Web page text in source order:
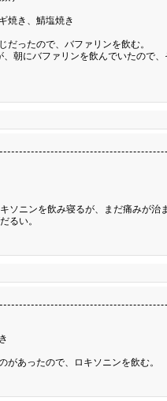
焼き、鯖塩焼き
だったので、バファリンを飲む。
朝にバファリンを飲んでいたので
ソニンを飲み寝るが、まだ痛みが治
るい。
があったので、ロキソニンを飲む。